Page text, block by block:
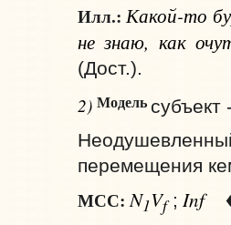
Илл.:Какой-то
не знаю, как
(Дост.).
2) Модель
перемещения
МСС: N1Vf; Inf